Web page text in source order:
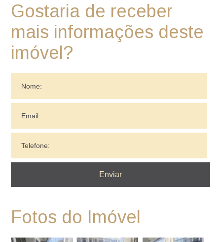
Gostaria de receber
mais informações deste
imóvel?
Fotos do Imóvel